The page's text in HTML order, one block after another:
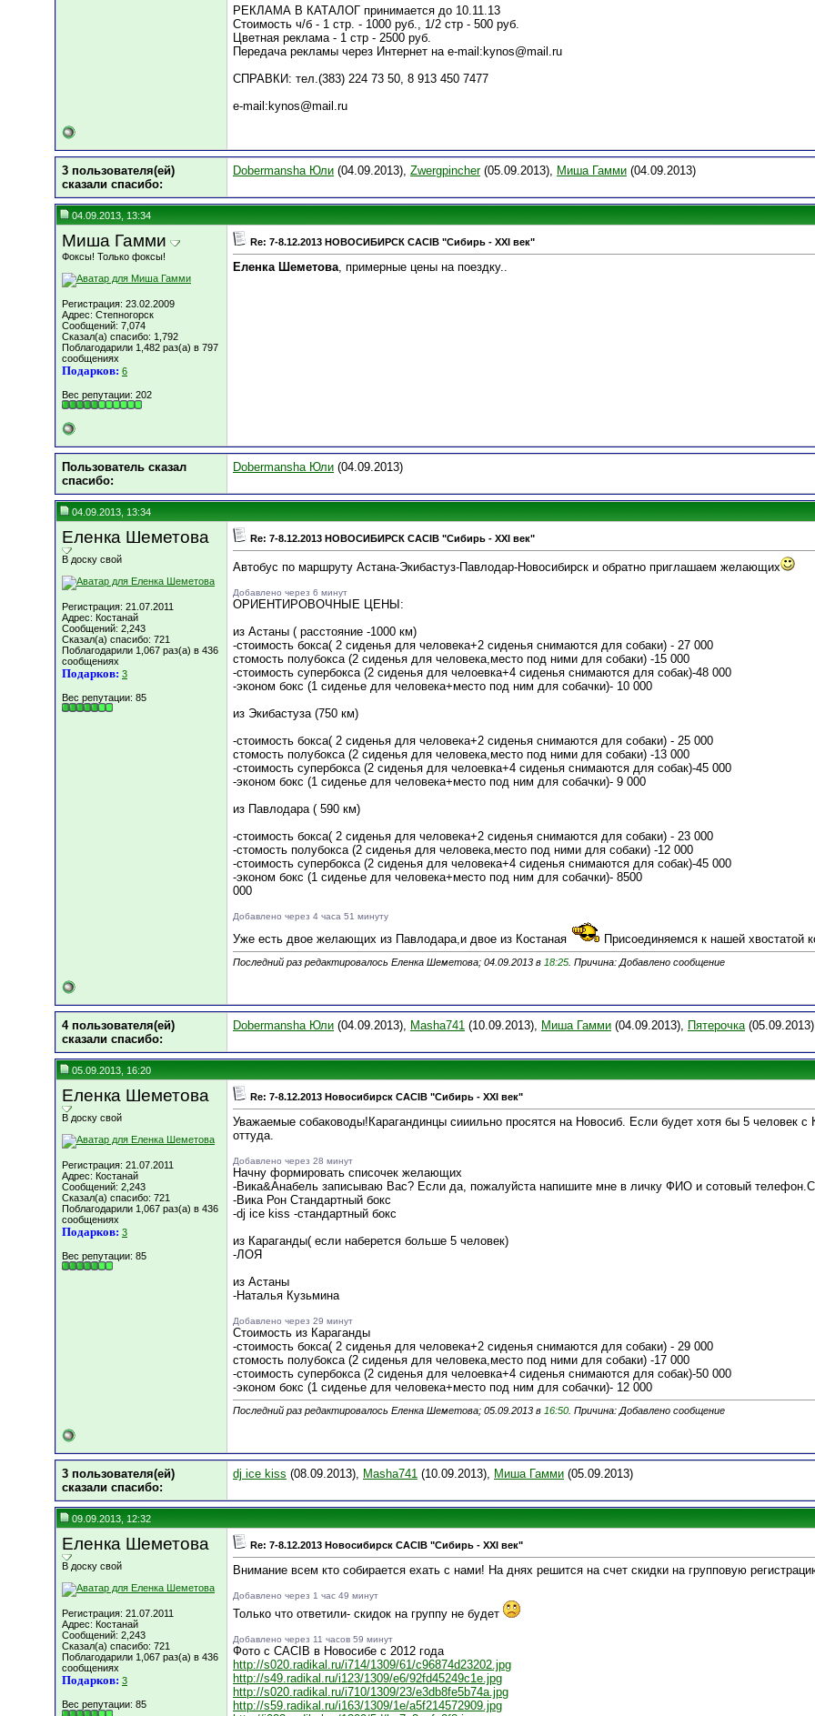
РЕКЛАМА В КАТАЛОГ принимается до 10.11.13
Стоимость ч/б - 1 стр. - 1000 руб., 1/2 стр - 500 руб.
Цветная реклама - 1 стр - 2500 руб.
Передача рекламы через Интернет на e-mail:kynos@mail.ru
СПРАВКИ: тел.(383) 224 73 50, 8 913 450 7477
e-mail:kynos@mail.ru
3 пользователя(ей)
сказали cпасибо:
Dobermansha Юли (04.09.2013), Zwergpincher(05.09.2013), Миша Гамми (04.09.2013)
04.09.2013, 13:34
Миша Гамми
Фоксы! Только фоксы!
Регистрация: 23.02.2009
Адрес: Степногорск
Сообщений: 7,074
Сказал(а) спасибо: 1,792
Поблагодарили 1,482 раз(а) в 797
сообщениях
Подарков: 6
Вес репутации: 202
Re: 7-8.12.2013 НОВОСИБИРСК CACIB "Сибирь - XXI век"
Еленка Шеметова, примерные цены на поездку..
Пользователь сказал
cпасибо:
Dobermansha Юли (04.09.2013)
04.09.2013, 13:34
Еленка Шеметова
В доску свой
Регистрация: 21.07.2011
Адрес: Костанай
Сообщений: 2,243
Сказал(а) спасибо: 721
Поблагодарили 1,067 раз(а) в 436
сообщениях
Подарков: 3
Вес репутации: 85
Re: 7-8.12.2013 НОВОСИБИРСК CACIB "Сибирь - XXI век"
Автобус по маршруту Астана-Экибастуз-Павлодар-Новосибирск и обратно приглашаем желающих
Добавлено через 6 минут
ОРИЕНТИРОВОЧНЫЕ ЦЕНЫ:
из Астаны ( расстояние -1000 км)
-стоимость бокса( 2 сиденья для человека+2 сиденья снимаются для собаки) - 27 000
стомость полубокса (2 сиденья для человека,место под ними для собаки) -15 000
-стоимость супербокса (2 сиденья для челоевка+4 сиденья снимаются для собак)-48 000
-эконом бокс (1 сиденье для человека+место под ним для собачки)- 10 000
из Экибастуза (750 км)
-стоимость бокса( 2 сиденья для человека+2 сиденья снимаются для собаки) - 25 000
стомость полубокса (2 сиденья для человека,место под ними для собаки) -13 000
-стоимость супербокса (2 сиденья для челоевка+4 сиденья снимаются для собак)-45 000
-эконом бокс (1 сиденье для человека+место под ним для собачки)- 9 000
из Павлодара ( 590 км)
-стоимость бокса( 2 сиденья для человека+2 сиденья снимаются для собаки) - 23 000
-стомость полубокса (2 сиденья для человека,место под ними для собаки) -12 000
-стоимость супербокса (2 сиденья для человека+4 сиденья снимаются для собак)-45 000
-эконом бокс (1 сиденье для человека+место под ним для собачки)- 8500
000
Добавлено через 4 часа 51 минуту
Уже есть двое желающих из Павлодара,и двое из Костаная Присоединяемся к нашей хвостатой
Последний раз редактировалось Еленка Шеметова; 04.09.2013 в 18:25 . Причина: Добавлено сообщение
4 пользователя(ей)
сказали cпасибо:
Dobermansha Юли (04.09.2013), Masha741 (10.09.2013), Миша Гамми (04.09.2013), Пятерочка(05.09.2013)
05.09.2013, 16:20
Еленка Шеметова
В доску свой
Регистрация: 21.07.2011
Адрес: Костанай
Сообщений: 2,243
Сказал(а) спасибо: 721
Поблагодарили 1,067 раз(а) в 436
сообщениях
Подарков: 3
Вес репутации: 85
Re: 7-8.12.2013 Новосибирск CACIB "Сибирь - XXI век"
Уважаемые собаководы!Карагандинцы сииильно просятся на Новосиб. Если будет хотя бы 5 человек с
оттуда.
Добавлено через 28 минут
Начну формировать списочек желающих
-Вика&Анабель записываю Вас? Если да, пожалуйста напишите мне в личку ФИО и сотовый
-Вика Рон Cтандартный бокс
-dj ice kiss -стандартный бокс
из Караганды( если наберется больше 5 человек)
-ЛОЯ
из Астаны
-Наталья Кузьмина
Добавлено через 29 минут
Стоимость из Караганды
-стоимость бокса( 2 сиденья для человека+2 сиденья снимаются для собаки) - 29 000
стомость полубокса (2 сиденья для человека,место под ними для собаки) -17 000
-стоимость супербокса (2 сиденья для челоевка+4 сиденья снимаются для собак)-50 000
-эконом бокс (1 сиденье для человека+место под ним для собачки)- 12 000
Последний раз редактировалось Еленка Шеметова; 05.09.2013 в 16:50 . Причина: Добавлено сообщение
3 пользователя(ей)
сказали cпасибо:
dj ice kiss (08.09.2013), Masha741 (10.09.2013), Миша Гамми (05.09.2013)
09.09.2013, 12:32
Еленка Шеметова
В доску свой
Регистрация: 21.07.2011
Адрес: Костанай
Сообщений: 2,243
Сказал(а) спасибо: 721
Поблагодарили 1,067 раз(а) в 436
сообщениях
Подарков: 3
Вес репутации: 85
Re: 7-8.12.2013 Новосибирск CACIB "Сибирь - XXI век"
Внимание всем кто собирается ехать с нами! На днях решится на счет скидки на групповую
Добавлено через 1 час 49 минут
Только что ответили- скидок на группу не будет
Добавлено через 11 часов 59 минут
Фото с CACIB в Новосибе с 2012 года
http://s020.radikal.ru/i714/1309/61/c96874d23202.jpg
http://s49.radikal.ru/i123/1309/e6/92fd45249c1e.jpg
http://s020.radikal.ru/i710/1309/23/e3db8fe5b74a.jpg
http://s59.radikal.ru/i163/1309/1e/a5f214572909.jpg